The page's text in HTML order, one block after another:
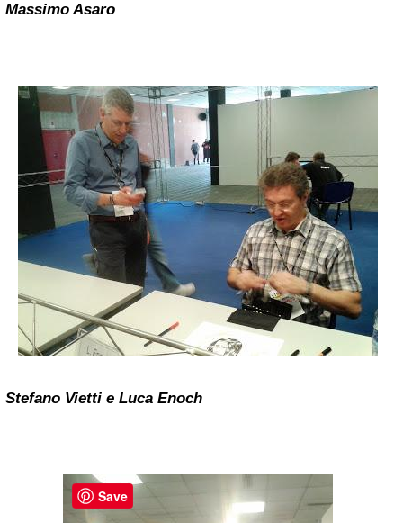
Massimo Asaro
Stefano Vietti e Luca Enoch
Save